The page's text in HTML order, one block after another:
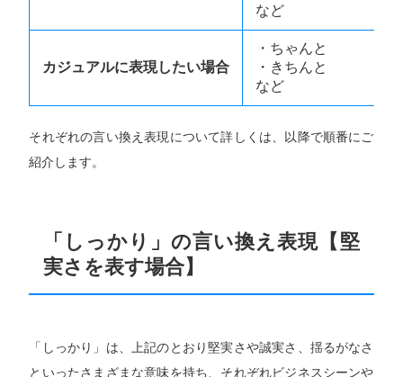
など
カジュアルに表現したい場合
・ちゃんと
・きちんと
など
それぞれの言い換え表現について詳しくは、以降で順番にご
紹介します。
「しっかり」の言い換え表現【堅
実さを表す場合】
「しっかり」は、上記のとおり堅実さや誠実さ、揺るがなさ
といったさまざまな意味を持ち、それぞれビジネスシーンや